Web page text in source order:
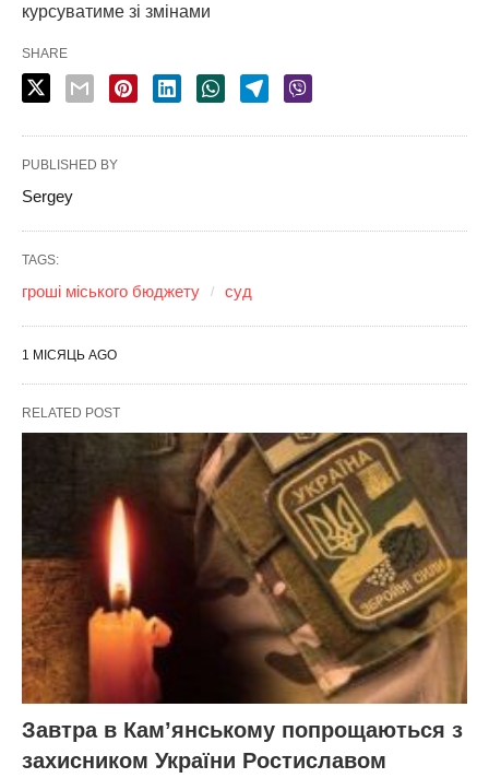
курсуватиме зі змінами
SHARE
PUBLISHED BY
Sergey
TAGS:
гроші міського бюджету суд
1 МІСЯЦЬ AGO
RELATED POST
Завтра в Кам’янському попрощаються з
захисником України Ростиславом